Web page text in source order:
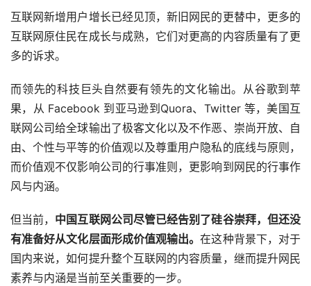
互联网新增用户增长已经见顶，新旧网民的更替中，更多的
互联网原住民在成长与成熟，它们对更高的内容质量有了更
多的诉求。
而领先的科技巨头自然要有领先的文化输出。从谷歌到苹
果，从 Facebook 到亚马逊到Quora、Twitter 等，美国互
联网公司给全球输出了极客文化以及不作恶、崇尚开放、自
由、个性与平等的价值观以及尊重用户隐私的底线与原则，
而价值观不仅影响公司的行事准则，更影响到网民的行事作
风与内涵。
但当前， 中国互联网公司尽管已经告别了硅谷崇拜，但还没
有准备好从文化层面形成价值观输出。在这种背景下，对于
国内来说，如何提升整个互联网的内容质量，继而提升网民
素养与内涵是当前至关重要的一步。